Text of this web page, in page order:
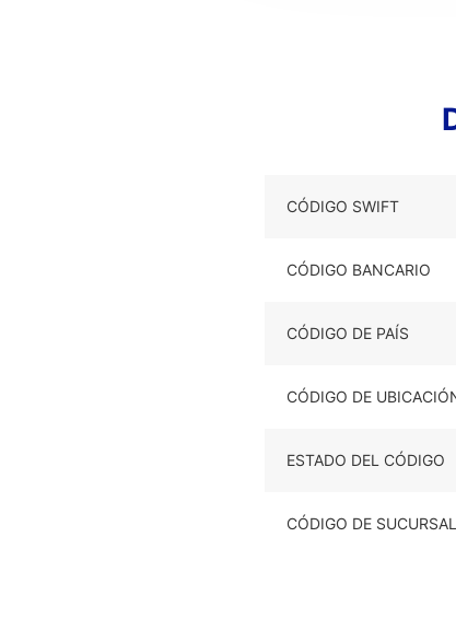
CÓDIGO SWIFT
CÓDIGO BANCARIO
CÓDIGO DE PAÍS
CÓDIGO DE
ESTADO DEL CÓDIGO
CÓDIGO DE SUCURSAL